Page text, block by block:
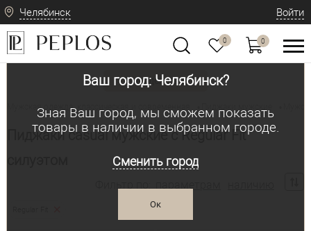
Челябинск
Ваш город: Челябинск?
Зная Ваш город, мы сможем показать
товары в наличии в выбранном городе.
Сменить город
Ок
Войти
0 0
Вид одежды
Мужская одежда: классическая и современная
Пиджаки casual мужские с Regular Fit